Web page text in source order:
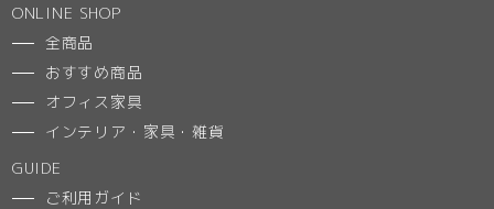
ONLINE SHOP
全商品
おすすめ商品
オフィス家具
インテリア・家具・雑貨
GUIDE
ご利用ガイド